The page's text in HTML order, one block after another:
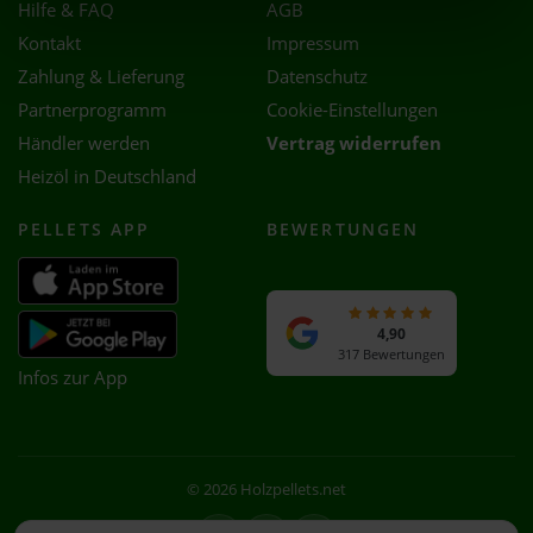
Hilfe & FAQ
Kontakt
Zahlung & Lieferung
Partnerprogramm
Händler werden
Heizöl in Deutschland
AGB
Impressum
Datenschutz
Cookie-Einstellungen
Vertrag widerrufen
PELLETS APP
Infos zur App
BEWERTUNGEN
4,90
317 Bewertungen
© 2026 Holzpellets.net